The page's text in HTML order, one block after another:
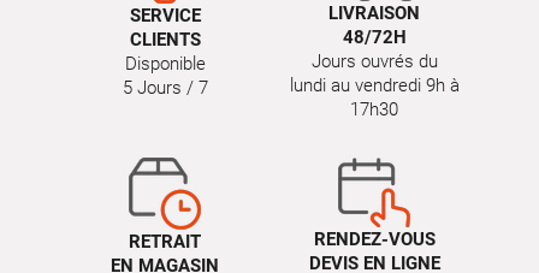
SERVICE
CLIENTS
Disponible
5 Jours / 7
LIVRAISON
48/72H
Jours ouvrés du
lundi au vendredi 9h à
17h30
RETRAIT
EN MAGASIN
RENDEZ-VOUS
DEVIS EN LIGNE